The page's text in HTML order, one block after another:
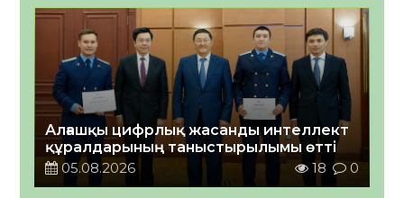
Алғашқы цифрлық жасанды интеллект
құралдарының таныстырылымы өтті
05.08.2026
18 0